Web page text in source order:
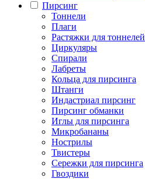
Пирсинг
Тоннели
Плаги
Растяжки для тоннелей
Циркуляры
Спирали
Лабреты
Кольца для пирсинга
Штанги
Индастриал пирсинг
Пирсинг обманки
Иглы для пирсинга
Микробананы
Нострилы
Твистеры
Сережки для пирсинга
Гвоздики